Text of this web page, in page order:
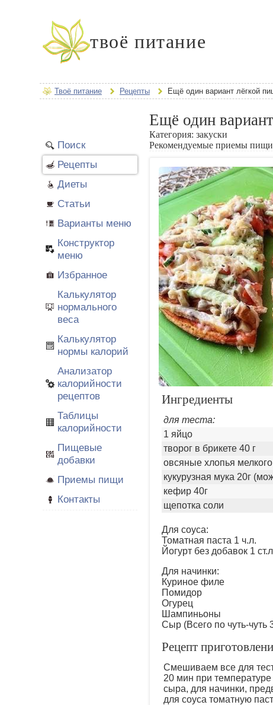
твоё питание
Твоё питание Рецепты Ещё один вариант лёгкой
Поиск
Рецепты
Диеты
Статьи
Варианты меню
Конструктор
меню
Избранное
Калькулятор
нормального
веса
Калькулятор
нормы калорий
Анализатор
калорийности
рецептов
Таблицы
калорийности
Пищевые
добавки
Приемы пищи
Контакты
Ещё один
Категория: закуски
Рекомендуемые приемы
Ингредиенты
для теста:
1 яйцо
творог в брикете 40 г
овсяные хлопья
кукурузная мука 20г
кефир 40г
щепотка соли
Для соуса:
Томатная паста 1 ч.л.
Йогурт без добавок 1
Для начинки:
Куриное филе
Помидор
Огурец
Шампиньоны
Сыр (Всего по чуть-чуть
Рецепт
Смешиваем все для
20 мин при
сыра, для начинки,
для соуса томатную